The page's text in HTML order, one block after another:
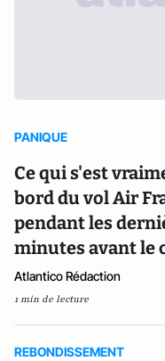
PANIQUE
Ce qui s'est
bord du vol Air
pendant les
minutes avant le
Atlantico Rédaction
1 min de lecture
REBONDISSEMENT